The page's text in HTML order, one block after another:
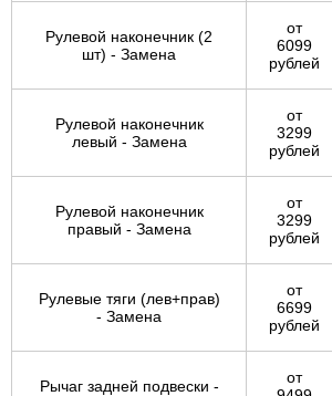
Рулевой наконечник (2
шт) - Замена
от
6099
рублей
Рулевой наконечник
левый - Замена
от
3299
рублей
Рулевой наконечник
правый - Замена
от
3299
рублей
Рулевые тяги (лев+прав)
- Замена
от
6699
рублей
Рычаг задней подвески -
от